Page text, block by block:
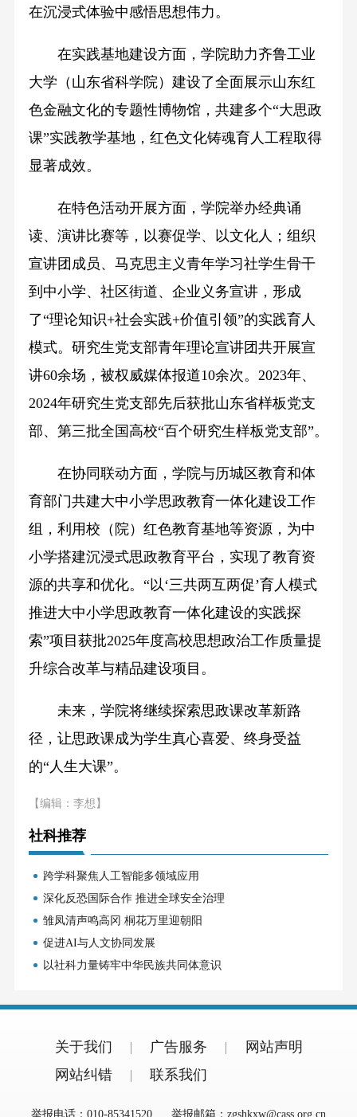
在沉浸式体验中感悟思想伟力。
在实践基地建设方面，学院助力齐鲁工业
大学（山东省科学院）建设了全面展示山东红
色金融文化的专题性博物馆，共建多个“大思政
课”实践教学基地，红色文化铸魂育人工程取得
显著成效。
在特色活动开展方面，学院举办经典诵
读、演讲比赛等，以赛促学、以文化人；组织
宣讲团成员、马克思主义青年学习社学生骨干
到中小学、社区街道、企业义务宣讲，形成
了“理论知识+社会实践+价值引领”的实践育人
模式。研究生党支部青年理论宣讲团共开展宣
讲60余场，被权威媒体报道10余次。2023年、
2024年研究生党支部先后获批山东省样板党支
部、第三批全国高校“百个研究生样板党支部”。
在协同联动方面，学院与历城区教育和体
育部门共建大中小学思政教育一体化建设工作
组，利用校（院）红色教育基地等资源，为中
小学搭建沉浸式思政教育平台，实现了教育资
源的共享和优化。“以‘三共两互两促’育人模式
推进大中小学思政教育一体化建设的实践探
索”项目获批2025年度高校思想政治工作质量提
升综合改革与精品建设项目。
未来，学院将继续探索思政课改革新路
径，让思政课成为学生真心喜爱、终身受益
的“人生大课”。
【编辑：李想】
社科推荐
跨学科聚焦人工智能多领域应用
深化反恐国际合作 推进全球安全治理
雏凤清声鸣高冈 桐花万里迎朝阳
促进AI与人文协同发展
以社科力量铸牢中华民族共同体意识
关于我们 广告服务
网站声明
网站纠错
联系我们
举报电话：010-85341520 举报邮箱：zgshkxw@cass.org.cn